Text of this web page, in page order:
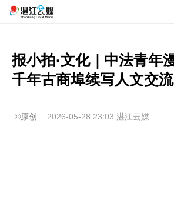
报小拍·文化｜中法青年
千年古商埠续写人文交
©原创 2026-05-28 23:03 湛江云媒